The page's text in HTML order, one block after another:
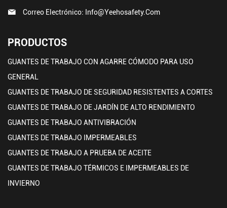
Correo Electrónico: Info@yeehosafety.com
PRODUCTOS
GUANTES DE TRABAJO CON AGARRE CÓMODO PARA USO
GENERAL
GUANTES DE TRABAJO DE SEGURIDAD RESISTENTES A CORTES
GUANTES DE TRABAJO DE JARDÍN DE ALTO RENDIMIENTO
GUANTES DE TRABAJO ANTIVIBRACIÓN
GUANTES DE TRABAJO IMPERMEABLES
GUANTES DE TRABAJO A PRUEBA DE ACEITE
GUANTES DE TRABAJO TÉRMICOS E IMPERMEABLES DE
INVIERNO